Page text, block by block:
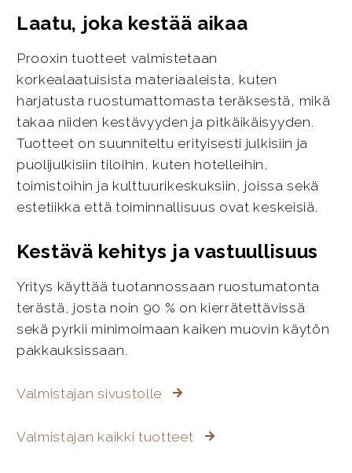
Laatu, joka kestää aikaa
Prooxin tuotteet valmistetaan
korkealaatuisista materiaaleista, kuten
harjatusta ruostumattomasta teräksestä, mikä
takaa niiden kestävyyden ja pitkäikäisyyden.
Tuotteet on suunniteltu erityisesti julkisiin ja
puolijulkisiin tiloihin, kuten hotelleihin,
toimistoihin ja kulttuurikeskuksiin, joissa sekä
estetiikka että toiminnallisuus ovat keskeisiä.
Kestävä kehitys ja vastuullisuus
Yritys käyttää tuotannossaan ruostumatonta
terästä, josta noin 90 % on kierrätettävissä
sekä pyrkii minimoimaan kaiken muovin käytön
pakkauksissaan.
Valmistajan sivustolle
Valmistajan kaikki tuotteet